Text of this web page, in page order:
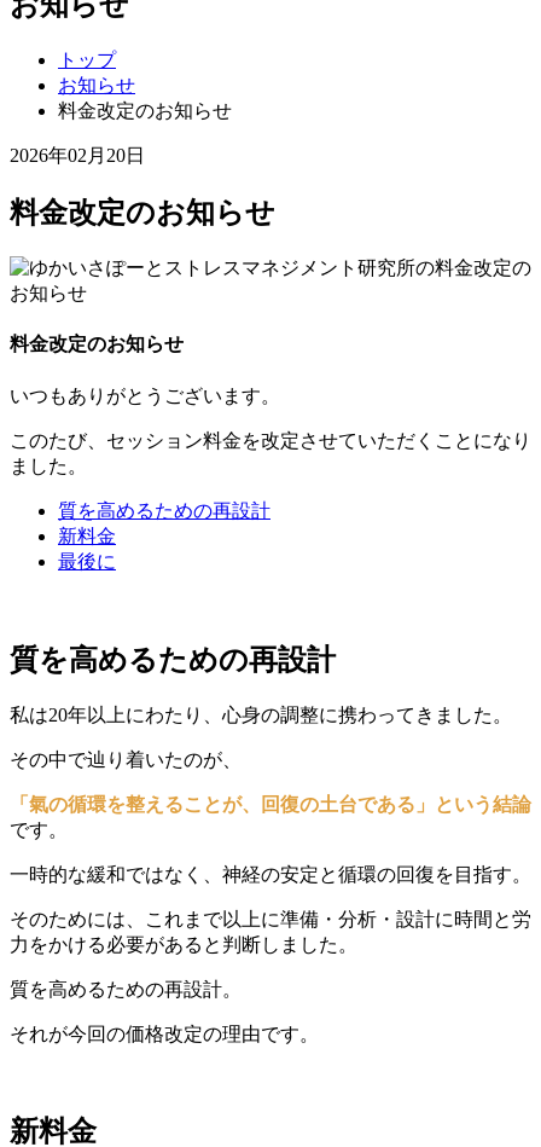
トップ
お知らせ
料金改定のお知らせ
2026年02月20日
料金改定のお知らせ
料金改定のお知らせ
いつもありがとうございます。
このたび、セッション料金を改定させていただくことになり
ました。
質を高めるための再設計
新料金
最後に
質を高めるための再設計
私は20年以上にわたり、心身の調整に携わってきました。
その中で辿り着いたのが、
「氣の循環を整えることが、回復の土台である」という結論
です。
一時的な緩和ではなく、神経の安定と循環の回復を目指す。
そのためには、これまで以上に準備・分析・設計に時間と労
力をかける必要があると判断しました。
質を高めるための再設計。
それが今回の価格改定の理由です。
新料金